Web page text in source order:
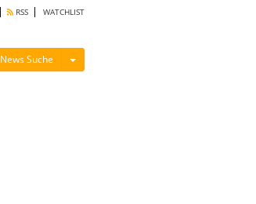
RSS WATCHLIST
News Suche Menü ein-/ausblenden